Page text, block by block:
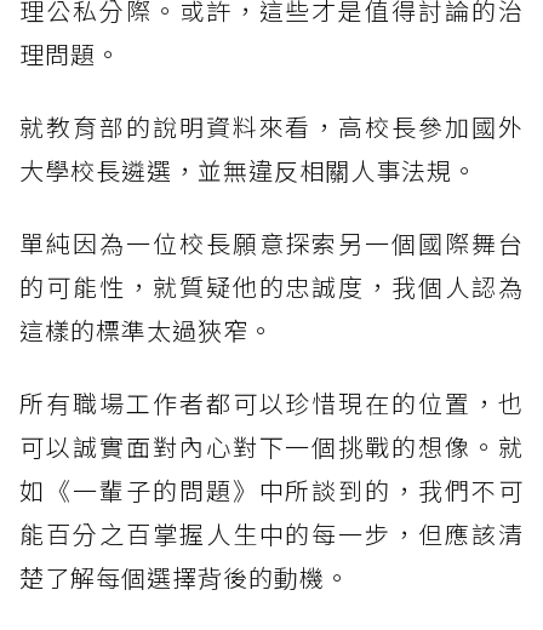
理公私分際。或許，這些才是值得討論的治
理問題。
就教育部的說明資料來看，高校長參加國外
大學校長遴選，並無違反相關人事法規。
單純因為一位校長願意探索另一個國際舞台
的可能性，就質疑他的忠誠度，我個人認為
這樣的標準太過狹窄。
所有職場工作者都可以珍惜現在的位置，也
可以誠實面對內心對下一個挑戰的想像。就
如《一輩子的問題》中所談到的，我們不可
能百分之百掌握人生中的每一步，但應該清
楚了解每個選擇背後的動機。